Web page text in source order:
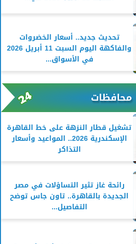
تحديث جديد.. أسعار الخضروات
والفاكهة اليوم السبت 11 أبريل 2026
في الأسواق...
محافظات
تشغيل قطار النزهة على خط القاهرة
الإسكندرية 2026.. المواعيد وأسعار
التذاكر
رائحة غاز تثير التساؤلات في مصر
الجديدة بالقاهرة.. تاون جاس توضح
التفاصيل...